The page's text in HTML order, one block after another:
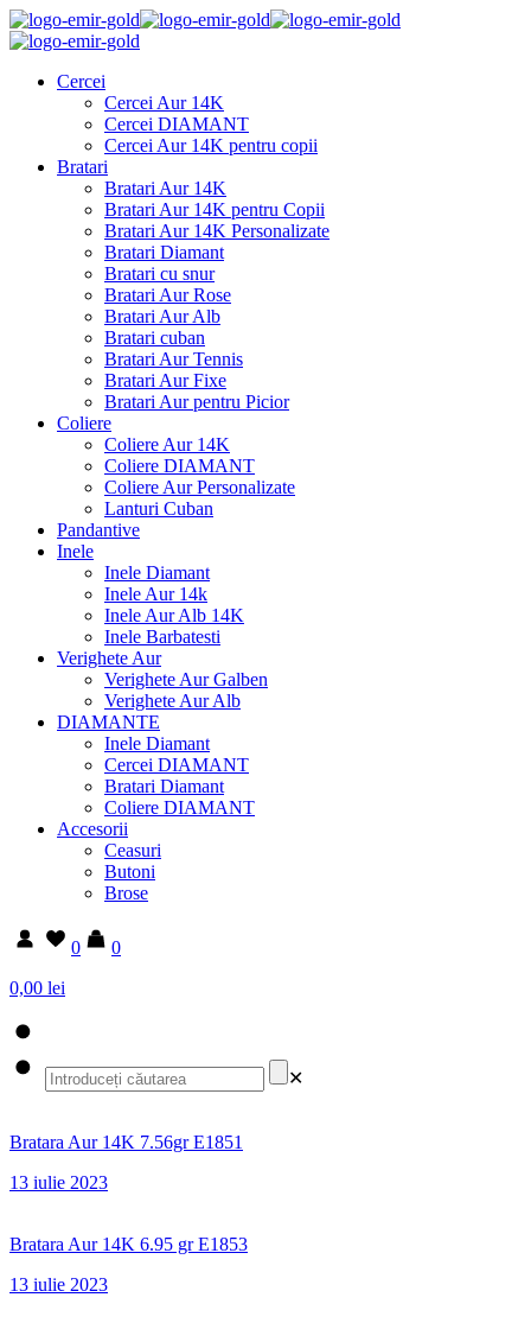
Cercei
Cercei Aur 14K
Cercei DIAMANT
Cercei Aur 14K pentru copii
Bratari
Bratari Aur 14K
Bratari Aur 14K pentru Copii
Bratari Aur 14K Personalizate
Bratari Diamant
Bratari cu snur
Bratari Aur Rose
Bratari Aur Alb
Bratari cuban
Bratari Aur Tennis
Bratari Aur Fixe
Bratari Aur pentru Picior
Coliere
Coliere Aur 14K
Coliere DIAMANT
Coliere Aur Personalizate
Lanturi Cuban
Pandantive
Inele
Inele Diamant
Inele Aur 14k
Inele Aur Alb 14K
Inele Barbatesti
Verighete Aur
Verighete Aur Galben
Verighete Aur Alb
DIAMANTE
Inele Diamant
Cercei DIAMANT
Bratari Diamant
Coliere DIAMANT
Accesorii
Ceasuri
Butoni
Brose
0
0
0,00 lei
✕
Bratara Aur 14K 7.56gr E1851
13 iulie 2023
Bratara Aur 14K 6.95 gr E1853
13 iulie 2023